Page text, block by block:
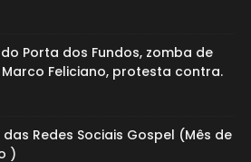
Porta dos Fundos, zomba de
Marco Feliciano, protesta contra.
das Redes Sociais Gospel (Mês de
)